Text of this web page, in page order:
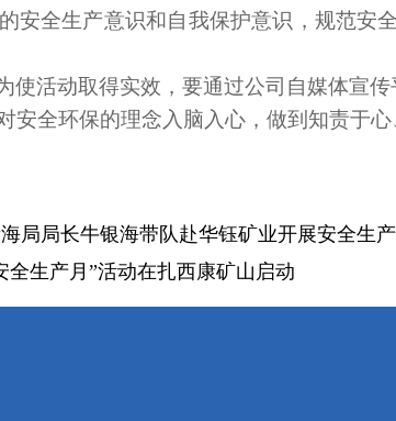
安全生产意识和自我保护意识，规范安
使活动取得实效，要通过公司自媒体宣
安全环保的理念入脑入心，做到知责于心
局局长牛银海带队赴华钰矿业开展安全生
全生产月”活动在扎西康矿山启动